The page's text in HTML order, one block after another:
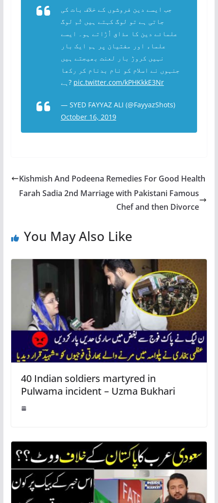
جب ایسے دین فروشوں کے خلاف بات کی
جاتی ہے تو لوگ کہتے ہیں تُم لوگ
علمائے دین کا مذاق اُڑاتے ہو۔ ایسے
علماء اور مفتیان پر ہم ایک بار
نہیں کروڑ بار لعنت بھیجتے ہیں
جنہوں نے اسلام کو نام بدنام کر رکھا
ہے? pic.twitter.com/kPHKkkE3Nr
— SYED FAYYAZ ALI (@FayyazShots)
October 16, 2019
Kishmish And Podeena Remedies For Good Health
Farah Sadia 2nd Marriage with Pakistani Famous
Chef and then Divorce
You May Also Like
40 Indian soldiers martyred in
Pulwama incident – Uzma Bukhari